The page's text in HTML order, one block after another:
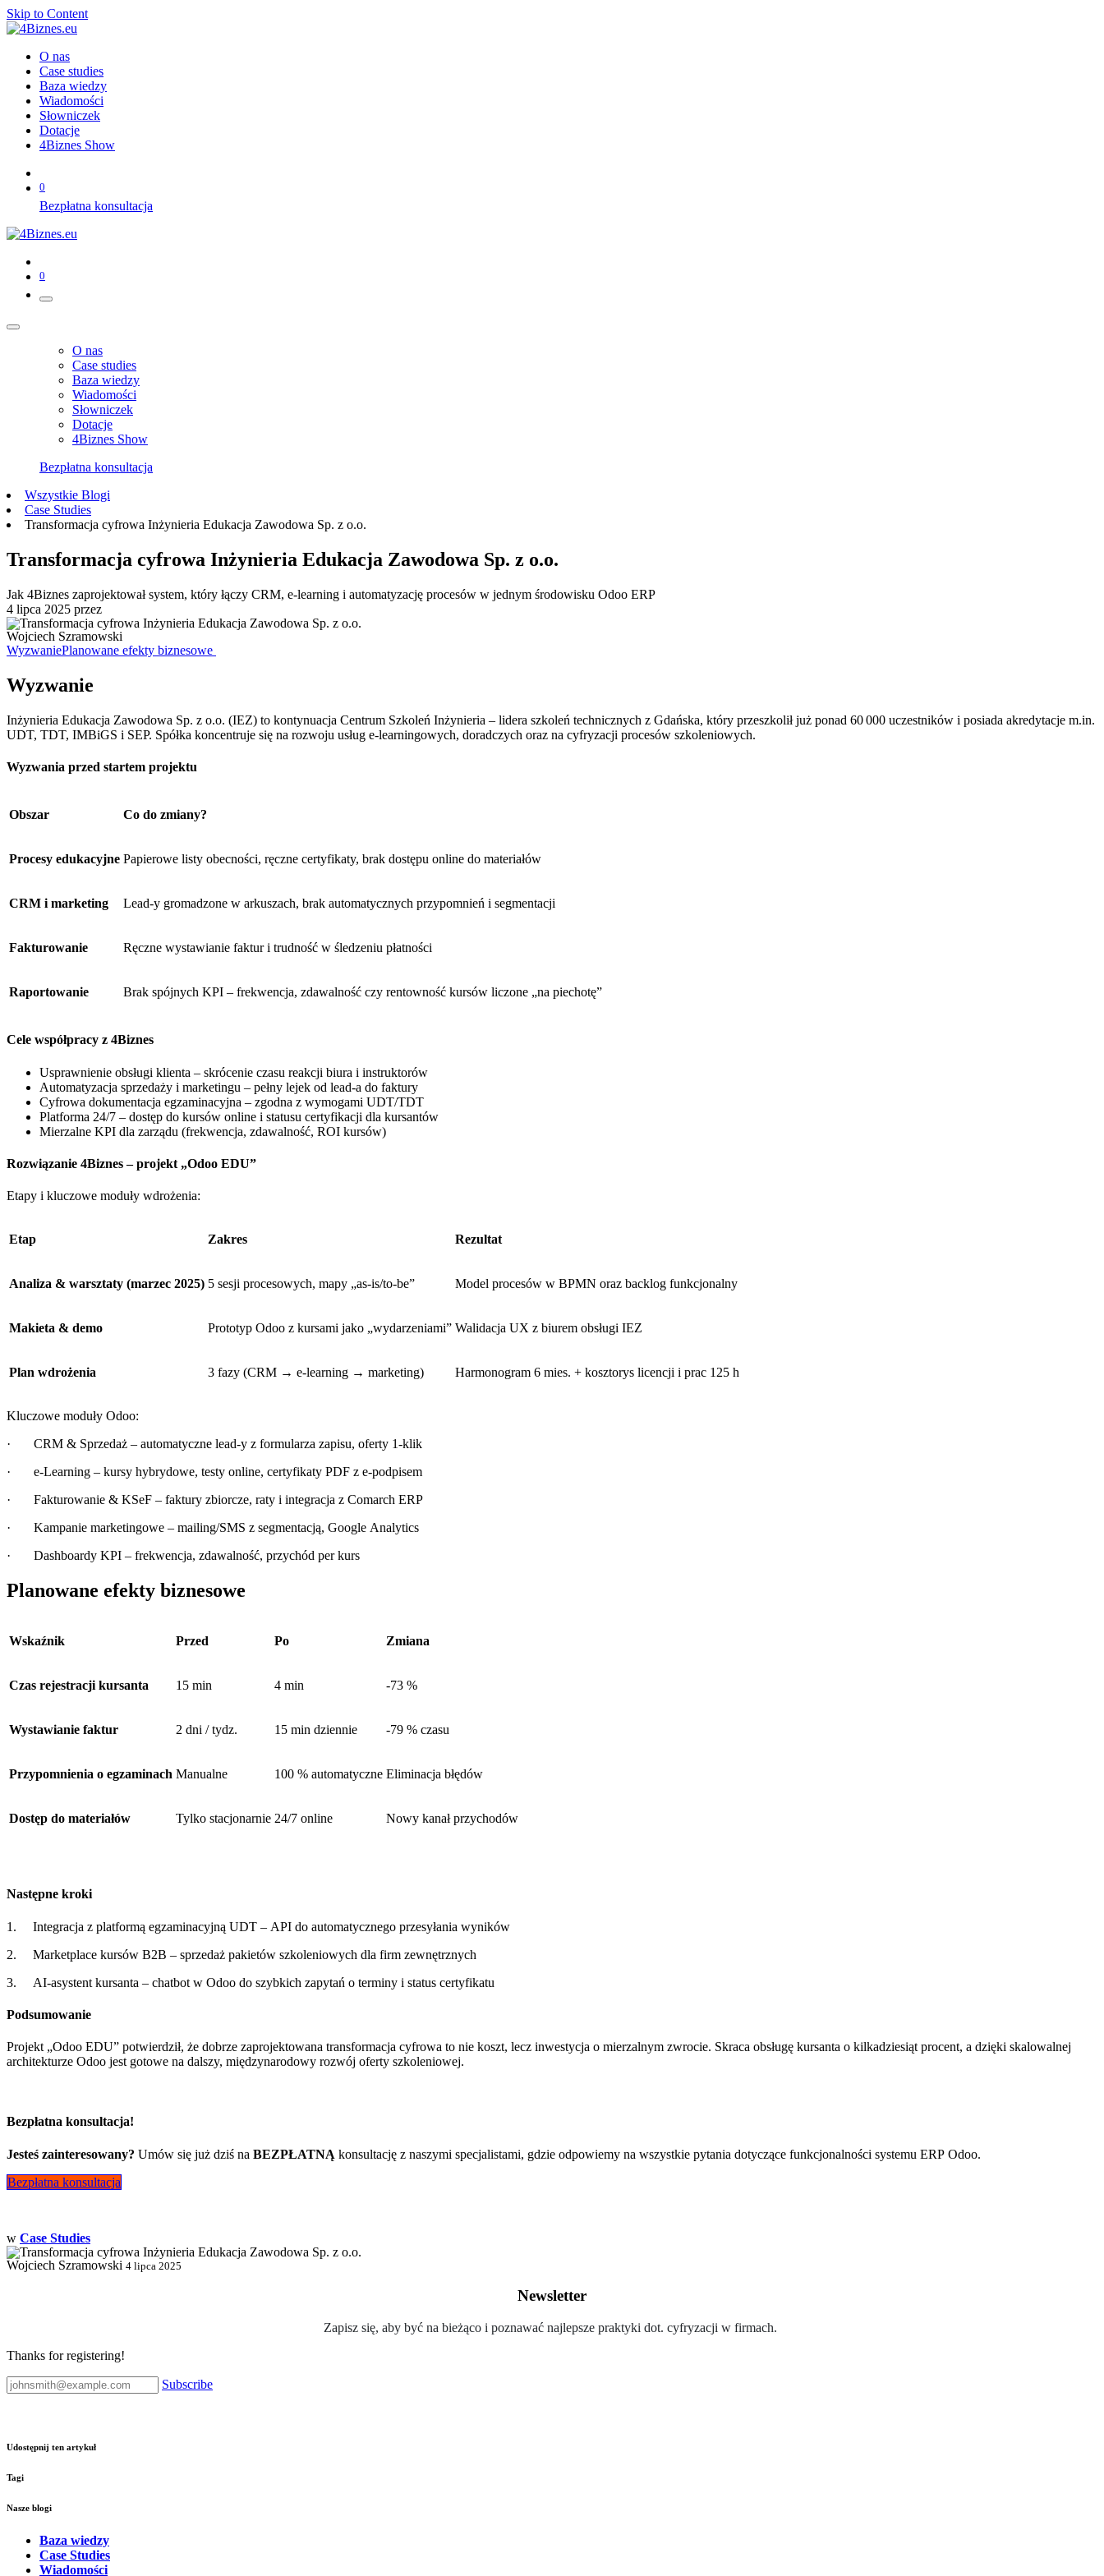
Skip to Content
O nas
Case studies
Baza wiedzy
Wiadomości
Słowniczek
Dotacje
4Biznes Show
0
Bezpłatna konsultacja
0
O nas
Case studies
Baza wiedzy
Wiadomości
Słowniczek
Dotacje
4Biznes Show
Bezpłatna konsultacja
Wszystkie Blogi
Case Studies
Transformacja cyfrowa Inżynieria Edukacja Zawodowa Sp. z o.o.
Transformacja cyfrowa Inżynieria Edukacja Zawodowa Sp. z o.o.
Jak 4Biznes zaprojektował system, który łączy CRM, e-learning i automatyzację procesów w jednym środowisku Odoo ERP
4 lipca 2025 przez
Wojciech Szramowski
WyzwaniePlanowane efekty biznesowe
Wyzwanie
Inżynieria Edukacja Zawodowa Sp. z o.o. (IEZ) to kontynuacja Centrum Szkoleń Inżynieria – lidera szkoleń technicznych z Gdańska, który przeszkolił już ponad 60 000 uczestników i posiada akredytacje m.in.
UDT, TDT, IMBiGS i SEP. Spółka koncentruje się na rozwoju usług e-learningowych, doradczych oraz na cyfryzacji procesów szkoleniowych.
Wyzwania przed startem projektu
Obszar Co do zmiany?
Procesy edukacyjne Papierowe listy obecności, ręczne certyfikaty, brak dostępu online do materiałów
CRM i marketing Lead-y gromadzone w arkuszach, brak automatycznych przypomnień i segmentacji
Fakturowanie Ręczne wystawianie faktur i trudność w śledzeniu płatności
Raportowanie Brak spójnych KPI – frekwencja, zdawalność czy rentowność kursów liczone „na piechotę”
Cele współpracy z 4Biznes
Usprawnienie obsługi klienta – skrócenie czasu reakcji biura i instruktorów
Automatyzacja sprzedaży i marketingu – pełny lejek od lead-a do faktury
Cyfrowa dokumentacja egzaminacyjna – zgodna z wymogami UDT/TDT
Platforma 24/7 – dostęp do kursów online i statusu certyfikacji dla kursantów
Mierzalne KPI dla zarządu (frekwencja, zdawalność, ROI kursów)
Rozwiązanie 4Biznes – projekt „Odoo EDU”
Etapy i kluczowe moduły wdrożenia:
Etap Zakres Rezultat
Analiza & warsztaty (marzec 2025) 5 sesji procesowych, mapy „as-is/to-be” Model procesów w BPMN oraz backlog funkcjonalny
Makieta & demo Prototyp Odoo z kursami jako „wydarzeniami” Walidacja UX z biurem obsługi IEZ
Plan wdrożenia 3 fazy (CRM → e-learning → marketing) Harmonogram 6 mies. + kosztorys licencji i prac 125 h
Kluczowe moduły Odoo:
· CRM & Sprzedaż – automatyczne lead-y z formularza zapisu, oferty 1‑klik
· e‑Learning – kursy hybrydowe, testy online, certyfikaty PDF z e‑podpisem
· Fakturowanie & KSeF – faktury zbiorcze, raty i integracja z Comarch ERP
· Kampanie marketingowe – mailing/SMS z segmentacją, Google Analytics
· Dashboardy KPI – frekwencja, zdawalność, przychód per kurs
Planowane efekty biznesowe
Wskaźnik Przed Po Zmiana
Czas rejestracji kursanta 15 min 4 min -73 %
Wystawianie faktur 2 dni / tydz. 15 min dziennie -79 % czasu
Przypomnienia o egzaminach Manualne 100 % automatyczne Eliminacja błędów
Dostęp do materiałów Tylko stacjonarnie 24/7 online Nowy kanał przychodów
Następne kroki
1. Integracja z platformą egzaminacyjną UDT – API do automatycznego przesyłania wyników
2. Marketplace kursów B2B – sprzedaż pakietów szkoleniowych dla firm zewnętrznych
3. AI‑asystent kursanta – chatbot w Odoo do szybkich zapytań o terminy i status certyfikatu
Podsumowanie
Projekt „Odoo EDU” potwierdził, że dobrze zaprojektowana transformacja cyfrowa to nie koszt, lecz inwestycja o mierzalnym zwrocie. Skraca obsługę kursanta o kilkadziesiąt procent, a dzięki skalowalnej
architekturze Odoo jest gotowe na dalszy, międzynarodowy rozwój oferty szkoleniowej.
Bezpłatna konsultacja!
Jesteś zainteresowany? Umów się już dziś na BEZPŁATNĄ konsultację z naszymi specjalistami, gdzie odpowiemy na wszystkie pytania dotyczące funkcjonalności systemu ERP Odoo.
Bezpłatna konsultacja
w Case Studies
Wojciech Szramowski 4 lipca 2025
Newsletter
Zapisz się, aby być na bieżąco i poznawać najlepsze praktyki dot. cyfryzacji w firmach.
Thanks for registering!
Subscribe
Udostępnij ten artykuł
Tagi
Nasze blogi
Baza wiedzy
Case Studies
Wiadomości